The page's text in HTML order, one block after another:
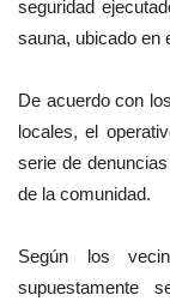
seguridad
sauna, ubicado en
De acuerdo con
locales, el
serie de
de la comunidad.
Según los
supuestamente